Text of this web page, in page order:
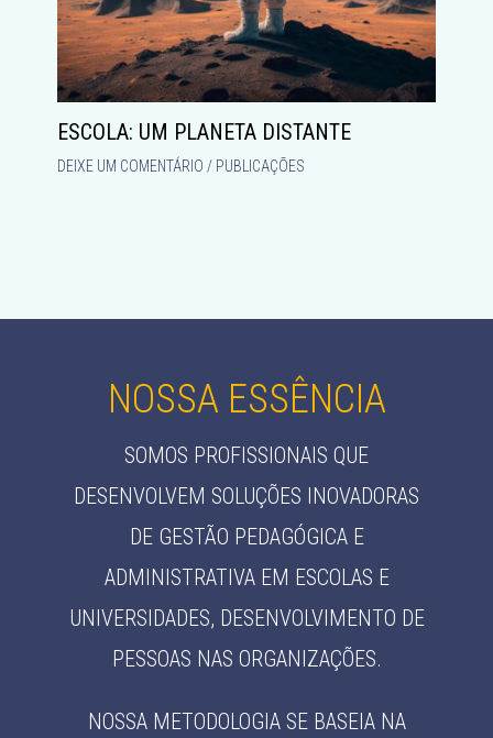
ESCOLA: UM PLANETA DISTANTE
DEIXE UM COMENTÁRIO / PUBLICAÇÕES
NOSSA ESSÊNCIA
SOMOS PROFISSIONAIS QUE
DESENVOLVEM SOLUÇÕES INOVADORAS
DE GESTÃO PEDAGÓGICA E
ADMINISTRATIVA EM ESCOLAS E
UNIVERSIDADES, DESENVOLVIMENTO DE
PESSOAS NAS ORGANIZAÇÕES.
NOSSA METODOLOGIA SE BASEIA NA